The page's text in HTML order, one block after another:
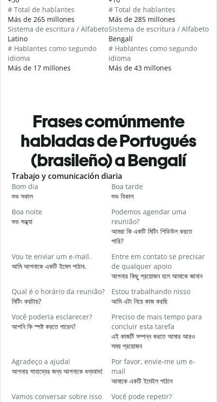
# Total de hablantes
Más de 265 millones
Sistema de escritura / Alfabeto
Latino
# Hablantes como segundo
idioma
Más de 17 millones
# Total de hablantes
Más de 285 millones
Sistema de escritura / Alfabeto
Bengalí
# Hablantes como segundo
idioma
Más de 43 millones
Frases comúnmente
habladas de Portugués
(brasileño) a Bengalí
Slide 1 of 6
Trabajo y comunicación diaria
Bom dia
শুভ সকাল
Boa tarde
শুভ বিকাল
Boa noite
শুভ সন্ধ্যা
Podemos agendar uma
reunião?
আমরা কি একটি মিটিং শিডিউল করতে
পারি?
Vou te enviar um e-mail.
আমি আপনাকে একটি ইমেল পাঠাব.
Entre em contato se precisar
de qualquer apoio
আপনার কিছু প্রয়োজন হলে আমাকে জানান
Qual é o horário da reunião?
মিটিং কয়টায়?
Estou trabalhando nisso
আমি এটা নিয়ে কাজ করছি
Você poderia esclarecer?
আপনি কি স্পষ্ট করতে পারেন?
Preciso de mais tempo para
concluir esta tarefa
এই কাজটি সম্পন্ন করতে আমার আরও
সময় প্রয়োজন
Agradeço a ajuda!
আপনার সাহায্যের জন্য আপনাকে ধন্যবাদ!
Por favor, envie-me um e-
mail
আমাকে একটি ইমেইল পাঠান
Vamos conversar sobre isso
Você pode repetir?